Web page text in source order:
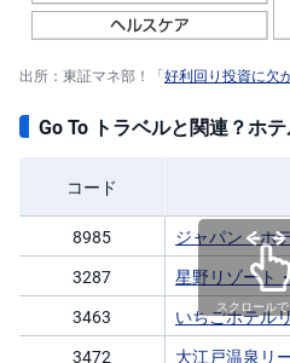
出所：東証マネ部！「好利回り投資に欠
Go To トラベルと関連？ホ
コード
8985
ジャパン・ホ
3287
星野リゾート
3463
いちごホテル
3472
大江戸温泉リ
スクロール